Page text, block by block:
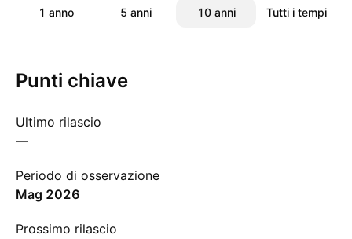
1 anno 5 anni 10 anni Tutti i tempi
Punti chiave
Ultimo rilascio
—
Periodo di osservazione
mag 2026
Prossimo rilascio